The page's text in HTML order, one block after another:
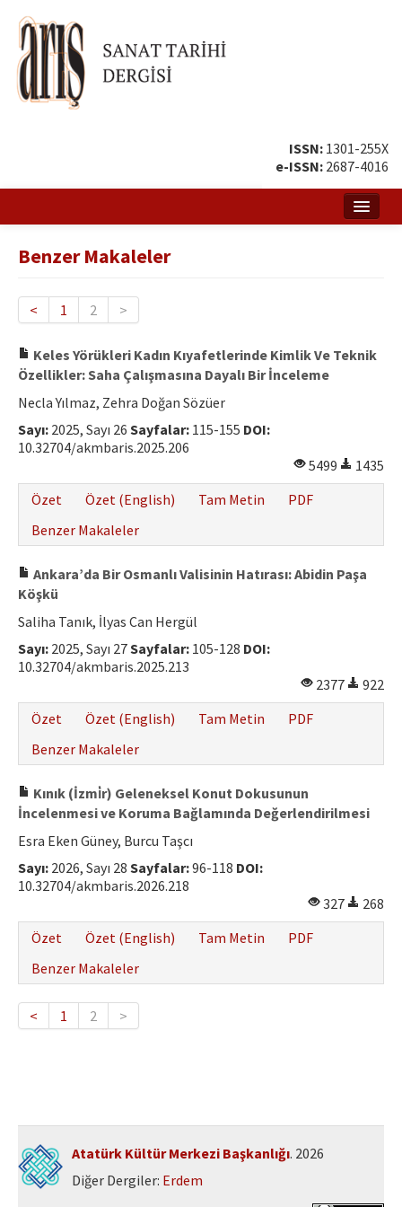
ISSN: 1301-255X
e-ISSN: 2687-4016
Amaç ve Kapsam
Yazar Rehberi
Hakem Rehberi
Yayın Politikaları
İletişim
Benzer Makaleler
< 1 2 >
Keles Yörükleri Kadın Kıyafetlerinde Kimlik Ve Teknik
Özellikler: Saha Çalışmasına Dayalı Bir İnceleme
Necla Yılmaz, Zehra Doğan Sözüer
Sayı: 2025, Sayı 26 Sayfalar: 115-155 DOI:
10.32704/akmbaris.2025.206
5499
1435
Özet
Özet (English) Tam Metin
PDF
Benzer Makaleler
Ankara’da Bir Osmanlı Valisinin Hatırası: Abidin Paşa
Köşkü
Saliha Tanık, İlyas Can Hergül
Sayı: 2025, Sayı 27Sayfalar: 105-128 DOI:
10.32704/akmbaris.2025.213
2377
922
Özet
Özet (English) Tam Metin
PDF
Benzer Makaleler
Kınık (İzmi̇r) Geleneksel Konut Dokusunun
İncelenmesi ve Koruma Bağlamında Değerlendirilmesi
Esra Eken Güney, Burcu Taşcı
Sayı: 2026, Sayı 28 Sayfalar:96-118 DOI:
10.32704/akmbaris.2026.218
327
268
Özet
Özet (English) Tam Metin
PDF
Benzer Makaleler
< 1 2 >
Atatürk Kültür Merkezi Başkanlığı. 2026
Diğer Dergiler: Erdem